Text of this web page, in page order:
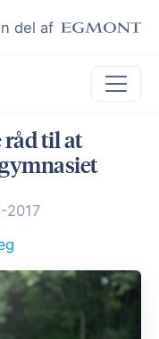
del af
råd til at
2017